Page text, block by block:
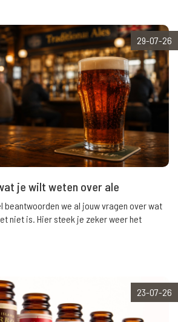
29-07-26
je wilt weten over ale
beantwoorden we al jouw vragen over wat
niet is. Hier steek je zeker weer het
23-07-26